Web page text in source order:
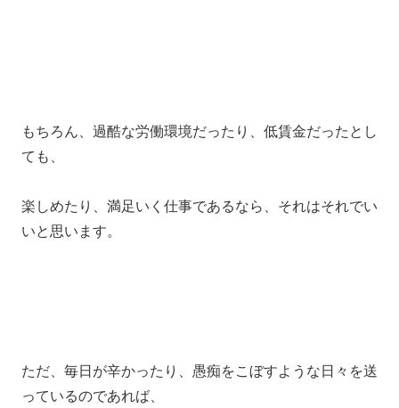
もちろん、過酷な労働環境だったり、低賃金だったとし
ても、
楽しめたり、満足いく仕事であるなら、それはそれでい
いと思います。
ただ、毎日が辛かったり、愚痴をこぼすような日々を送
っているのであれば、